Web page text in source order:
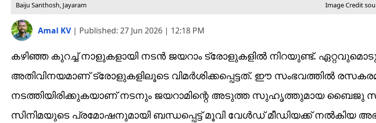
Baiju Santhosh, Jayaram Image Credit
Amal KV | Published: 27 Jun 2026 | 12:18 PM
കഴിഞ്ഞ കുറച്ച് നാളുകളായി നടന്‍ ജയറാം ട്രോളുകളില്‍ നിറയുണ്ട്.
അതിവിനയമാണ് ട്രോളുകളിലൂടെ വിമര്‍ശിക്കപ്പെട്ടത്. ഈ സംഭവത്തില്‍
നടത്തിയിരിക്കുകയാണ് നടനും ജയറാമിന്റെ അടുത്ത സുഹൃത്തുമായ ബൈജു
സിനിമയുടെ പ്രമോഷനുമായി ബന്ധപ്പെട്ട് മൂവി വേള്‍ഡ് മീഡിയക്ക് നല്‍കിയ